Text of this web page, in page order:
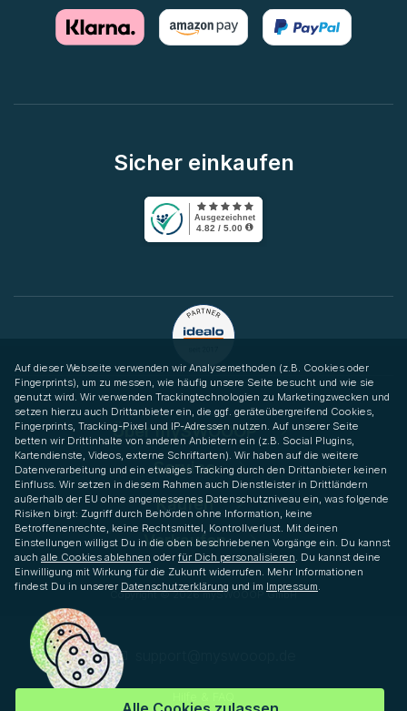
Sicher einkaufen
Über mySWOOOP
Service
Kaufen
Verkaufen
Copyright © 2026 mySWOOOP GmbH
Auf dieser Webseite verwenden wir Analysemethoden (z.B. Cookies oder
Fingerprints), um zu messen, wie häufig unsere Seite besucht und wie sie
genutzt wird. Wir verwenden Trackingtechnologien zu Marketingzwecken und
setzen hierzu auch Drittanbieter ein, die ggf. geräteübergreifend Cookies,
Fingerprints, Tracking-Pixel und IP-Adressen nutzen. Auf unserer Seite
betten wir Drittinhalte von anderen Anbietern ein (z.B. Social Plugins,
Kartendienste, Videos, externe Schriftarten). Wir haben auf die weitere
Datenverarbeitung und ein etwaiges Tracking durch den Drittanbieter keinen
Einfluss. Wir setzen in diesem Rahmen auch Dienstleister in Drittländern
außerhalb der EU ohne angemessenes Datenschutzniveau ein, was folgende
Risiken birgt: Zugriff durch Behörden ohne Information, keine
Betroffenenrechte, keine Rechtsmittel, Kontrollverlust. Mit deinen
Einstellungen willigst Du in die oben beschriebenen Vorgänge ein. Du kannst
auch alle Cookies ablehnen oder für Dich personalisieren. Du kannst deine
Einwilligung mit Wirkung für die Zukunft widerrufen. Mehr Informationen
findest Du in unserer Datenschutzerklärung und im Impressum.